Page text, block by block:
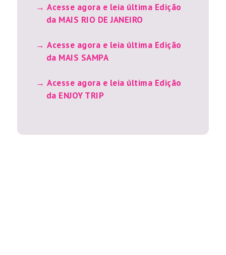
Acesse agora e leia última Edição
da MAIS RIO DE JANEIRO
Acesse agora e leia última Edição
da MAIS SAMPA
Acesse agora e leia última Edição
da ENJOY TRIP